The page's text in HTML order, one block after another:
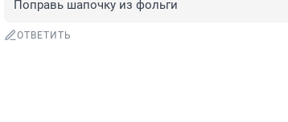
Поправь шапочку из фольги
ОТВЕТИТЬ